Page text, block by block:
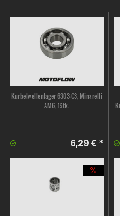
Kurbelwellenlager 6303-C3, Minarelli
AM6, 1Stk.
6,29 € *